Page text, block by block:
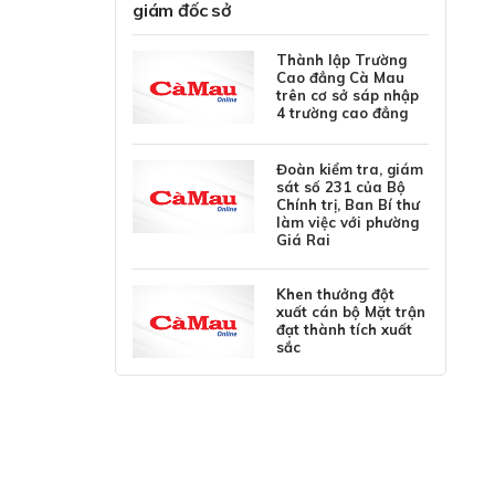
giám đốc sở
Thành lập Trường
Cao đẳng Cà Mau
trên cơ sở sáp nhập
4 trường cao đẳng
Đoàn kiểm tra, giám
sát số 231 của Bộ
Chính trị, Ban Bí thư
làm việc với phường
Giá Rai
Khen thưởng đột
xuất cán bộ Mặt trận
đạt thành tích xuất
sắc